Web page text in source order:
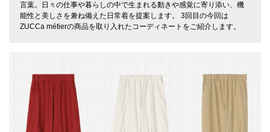
言葉。日々の仕事や暮らしの中で生まれる動きや感覚に寄り添い、機
能性と美しさを兼ね備えた日常着を提案します。 3回目の今回は
ZUCCa métierの商品を取り入れたコーディネートをご紹介します。